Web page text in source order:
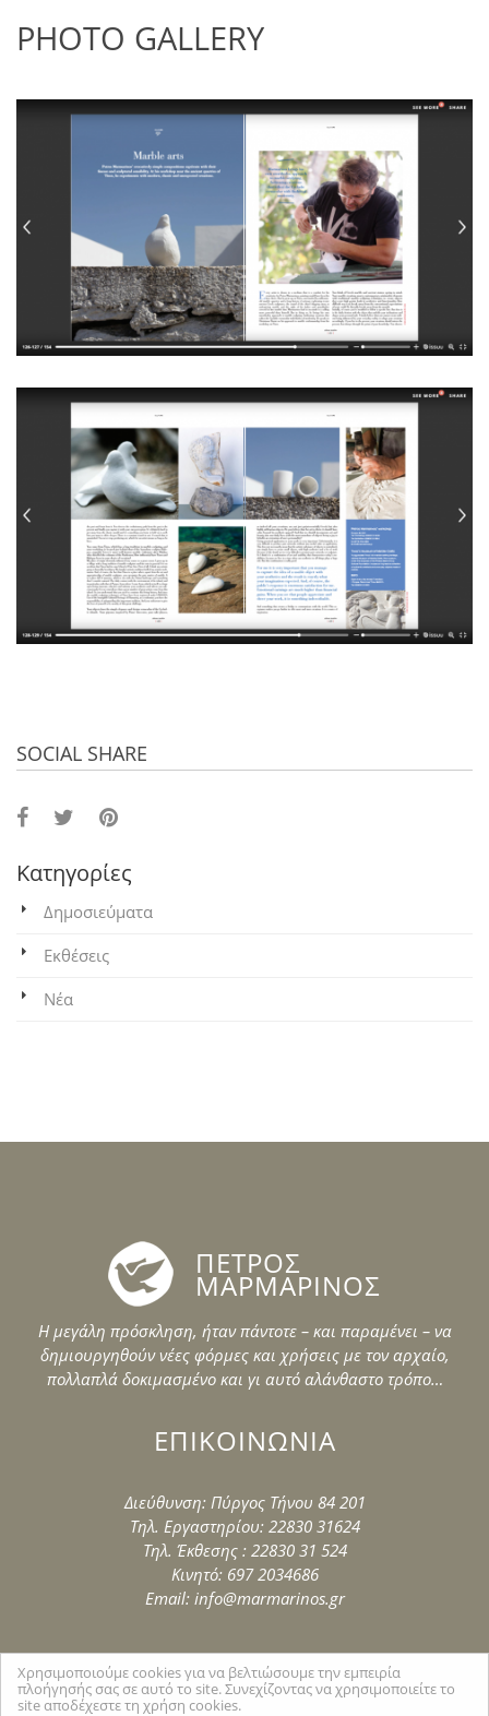
Χρησιμοποιούμε cookies για να βελτιώσουμε την εμπειρία
πλοήγησής σας σε αυτό το site. Συνεχίζοντας να χρησιμοποιείτε το
site αποδέχεστε τη χρήση cookies.
PHOTO GALLERY
SOCIAL SHARE
Κατηγορίες
Δημοσιεύματα
Εκθέσεις
Νέα
ΠΕΤΡΟΣ
ΜΑΡΜΑΡΙΝΟΣ
Η μεγάλη πρόσκληση, ήταν πάντοτε – και παραμένει – να
δημιουργηθούν νέες φόρμες και χρήσεις με τον αρχαίο,
πολλαπλά δοκιμασμένο και γι αυτό αλάνθαστο τρόπο…
ΕΠΙΚΟΙΝΩΝΙΑ
Διεύθυνση: Πύργος Τήνου 84 201
Τηλ. Εργαστηρίου: 22830 31624
Τηλ. Έκθεσης : 22830 31 524
Κινητό: 697 2034686
Email: info@marmarinos.gr